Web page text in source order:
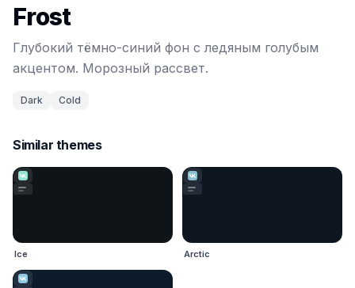
Frost
Глубокий тёмно-синий фон с ледяным голубым
акцентом. Морозный рассвет.
Dark Cold
Similar themes
Ice Arctic